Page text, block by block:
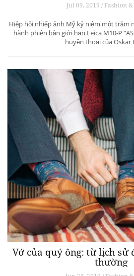
Jul 09, 2019 / Fashion
Hiệp hội nhiếp ảnh Mỹ kỷ niệm một trăm
hành phiên bản giới hạn Leica M10-P
huyền thoại của Oskar
Vớ của quý ông: từ lịch sử
thường